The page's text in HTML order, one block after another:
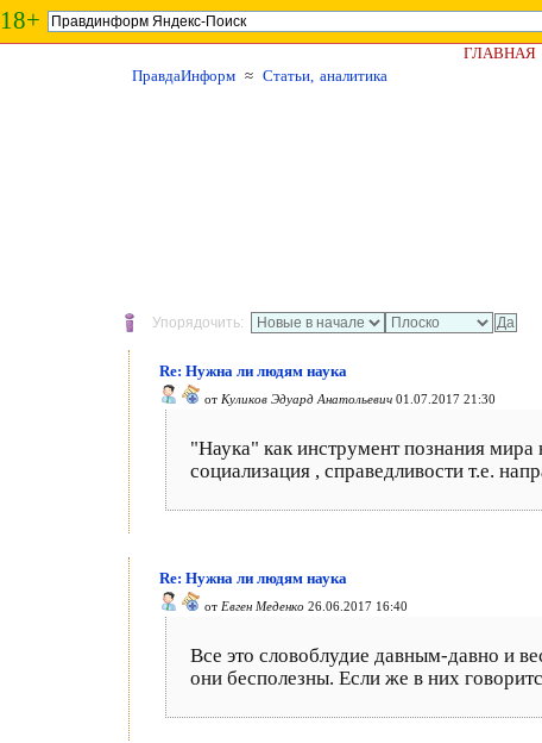
18+
ГЛАВНАЯ
ПравдаИнформ ≈ Статьи, аналитика
Упорядочить:
Re: Нужна ли людям наука
от Куликов Эдуард Анатольевич 01.07.2017 21:30
"Наука" как инструмент познания мира
социализация , справедливости т.е.
Re: Нужна ли людям наука
от Евген Меденко 26.06.2017 16:40
Все это словоблудие давным-давно и
они бесполезны. Если же в них